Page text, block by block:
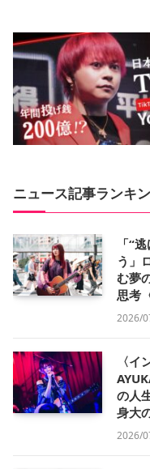
ニュース記事ランキ
「“
う」
む夢
思考
2026/
〈
の人
身大
2026/